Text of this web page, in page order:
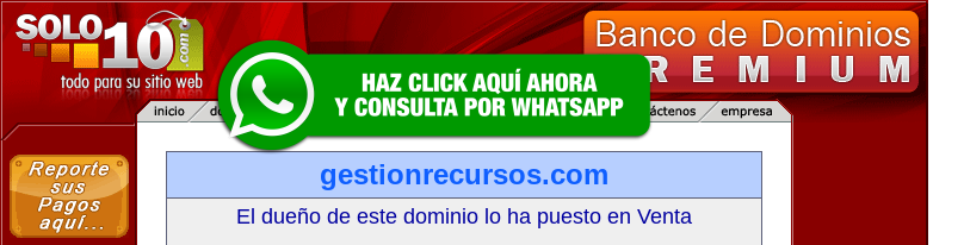
gestionrecursos.com
El dueño de este dominio lo ha puesto en Venta